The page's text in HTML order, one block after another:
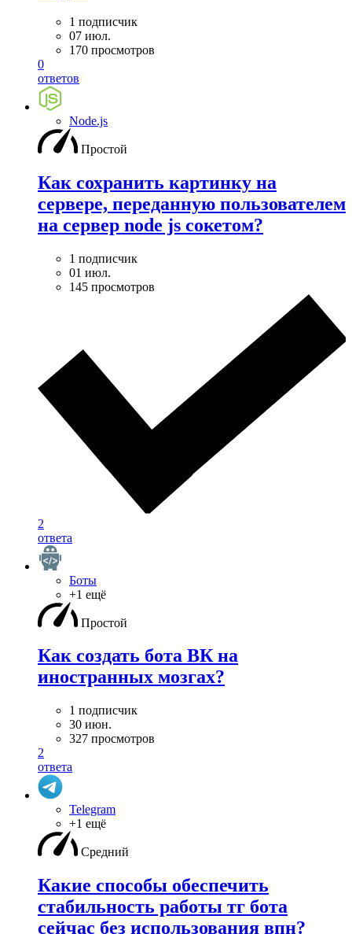
1 подписчик
07 июл.
170 просмотров
0
ответов
Node.js
Простой
Как сохранить картинку на
сервере, переданную пользователем
на сервер node js сокетом?
1 подписчик
01 июл.
145 просмотров
2
ответа
Боты
+1 ещё
Простой
Как создать бота ВК на
иностранных мозгах?
1 подписчик
30 июн.
327 просмотров
2
ответа
Telegram
+1 ещё
Средний
Какие способы обеспечить
стабильность работы тг бота
сейчас без использования впн?